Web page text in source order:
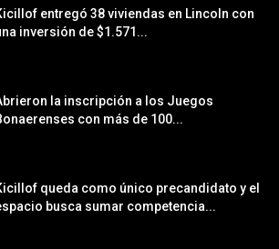
entregó 38 viviendas en Lincoln con
inversión de $1.571...
la inscripción a los Juegos
con más de 100...
queda como único precandidato y el
busca sumar competencia...